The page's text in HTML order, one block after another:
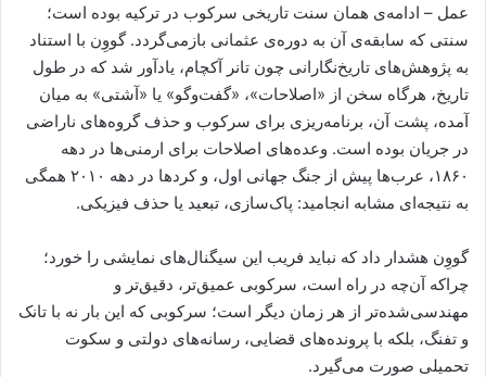
عمل – ادامه‌ی همان سنت تاریخی سرکوب در ترکیه بوده است؛
سنتی که سابقه‌ی آن به دوره‌ی عثمانی بازمی‌گردد. گووِن با استناد
به پژوهش‌های تاریخ‌نگارانی چون تانر آکچام، یادآور شد که در طول
تاریخ، هرگاه سخن از «اصلاحات»، «گفت‌وگو» یا «آشتی» به میان
آمده، پشت آن، برنامه‌ریزی برای سرکوب و حذف گروه‌های ناراضی
در جریان بوده است. وعده‌های اصلاحات برای ارمنی‌ها در دهه
۱۸۶۰، عرب‌ها پیش از جنگ جهانی اول، و کردها در دهه ۲۰۱۰ همگی
به نتیجه‌ای مشابه انجامید: پاک‌سازی، تبعید یا حذف فیزیکی.
گووِن هشدار داد که نباید فریب این سیگنال‌های نمایشی را خورد؛
چراکه آن‌چه در راه است، سرکوبی عمیق‌تر، دقیق‌تر و
مهندسی‌شده‌تر از هر زمان دیگر است؛ سرکوبی که این بار نه با تانک
و تفنگ، بلکه با پرونده‌های قضایی، رسانه‌های دولتی و سکوت
تحمیلی صورت می‌گیرد.